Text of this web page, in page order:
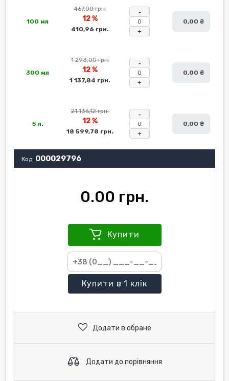
100 мл
467,00 грн.
12 %
410,96 грн. +
0,00 ₴
300 мл
1 293,00 грн.
12 %
1 137,84 грн. +
0,00 ₴
5 л.
21 136,12 грн.
12 %
18 599,78 грн. +
0,00 ₴
Код: 000029796
0.00 грн.
Купити
Купити в 1 клік
Додати в обране
Додати до порівняння